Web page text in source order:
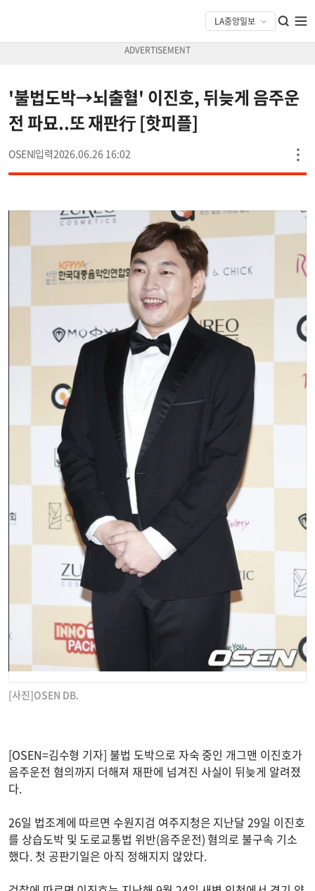
'불법도박→뇌출혈' 이진호, 뒤늦게 음주운
전 파묘..또 재판行 [핫피플]
OSEN 2026.06.26 16:02
[사진]OSEN DB.
[OSEN=김수형 기자] 불법 도박으로 자숙 중인 개그맨 이진호가
음주운전 혐의까지 더해져 재판에 넘겨진 사실이 뒤늦게 알려졌
다.
26일 법조계에 따르면 수원지검 여주지청은 지난달 29일 이진호
를 상습도박 및 도로교통법 위반(음주운전) 혐의로 불구속 기소
했다. 첫 공판기일은 아직 정해지지 않았다.